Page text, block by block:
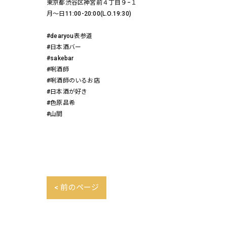
東京都渋谷区神宮前４丁目９−１
月〜日11:00-20:00(L.O.19:30)
#dearyou表参道
#日本酒バー
#sakebar
#唎酒師
#唎酒師のいるお店
#日本酒が好き
#色原昌希
#山間
< 前のページ